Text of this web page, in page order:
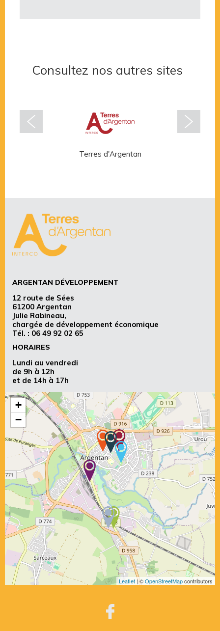
Consultez nos autres sites
Terres d'Argentan
ARGENTAN DÉVELOPPEMENT
12 route de Sées
61200 Argentan
Julie Rabineau,
chargée de développement économique
Tél. : 06 49 92 02 65
HORAIRES
Lundi au vendredi
de 9h à 12h
et de 14h à 17h
+
−
Leaflet | ©OpenStreetMapcontributors